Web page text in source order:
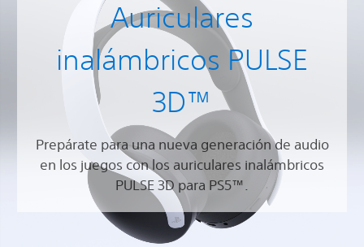
Auriculares
inalámbricos PULSE
3D™
Prepárate para una nueva generación de audio
en los juegos con los auriculares inalámbricos
PULSE 3D para PS5™.